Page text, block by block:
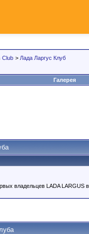
Club > Лада Ларгус Клуб
Галерея
владельцев LADA LARGUS